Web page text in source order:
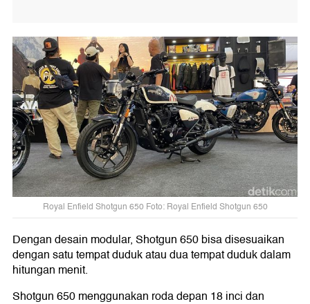
Royal Enfield Shotgun 650 Foto: Royal Enfield Shotgun 650
Dengan desain modular, Shotgun 650 bisa disesuaikan
dengan satu tempat duduk atau dua tempat duduk dalam
hitungan menit.
Shotgun 650 menggunakan roda depan 18 inci dan